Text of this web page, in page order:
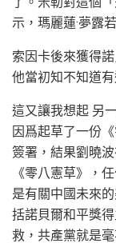
示，瑪麗蓮·夢露
索因卡後來獲得
他當初知不知道
這又讓我想起 另
因爲起草了一份
簽署，結果劉曉
《零八憲草》，
是有關中國未來
括諾貝爾和平獎
救，共產黨就是